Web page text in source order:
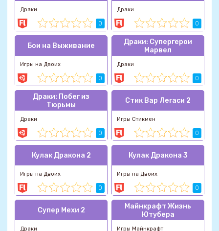
Драки
0
Драки
0
Бои на Выживание
Игры на Двоих
0
Драки: Супергерои
Марвел
Драки
0
Драки: Побег из
Тюрьмы
Драки
0
Стик Вар Легаси 2
Игры Стикмен
0
Кулак Дракона 2
Игры на Двоих
0
Кулак Дракона 3
Игры на Двоих
0
Супер Мехи 2
Драки
Майнкрафт Жизнь
Ютубера
Игры Майнкрафт